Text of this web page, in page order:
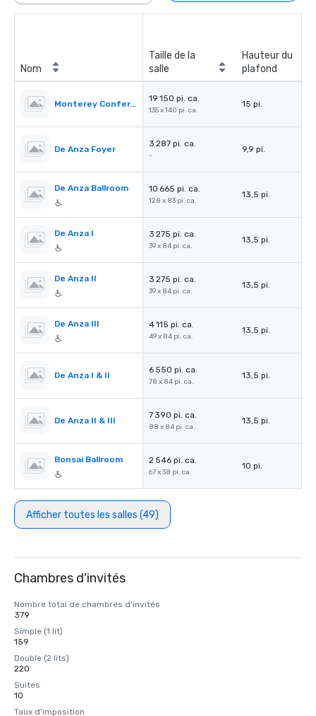
Nom
Taille de la
salle
Hauteur du
plafond
Monterey Conference Connection
19 150 pi. ca.
135 x 140 pi. ca.
15 pi.
De Anza Foyer
3 287 pi. ca.
-
9,9 pi.
De Anza Ballroom 10 665 pi. ca.
128 x 83 pi. ca.
13,5 pi.
De Anza I 3 275 pi. ca.
39 x 84 pi. ca.
13,5 pi.
De Anza II 3 275 pi. ca.
39 x 84 pi. ca.
13,5 pi.
De Anza III 4 115 pi. ca.
49 x 84 pi. ca.
13,5 pi.
De Anza I & II
6 550 pi. ca.
78 x 84 pi. ca.
13,5 pi.
De Anza II & III
7 390 pi. ca.
88 x 84 pi. ca.
13,5 pi.
Bonsai Ballroom 2 546 pi. ca.
67 x 38 pi. ca.
10 pi.
Afficher toutes les salles (49)
Chambres d'invités
Nombre total de chambres d'invités
379
Simple (1 lit)
159
Double (2 lits)
220
Suites
10
Taux d'imposition